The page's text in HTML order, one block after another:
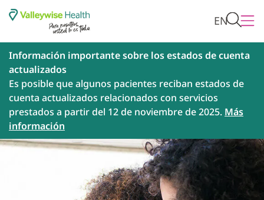
EN
Información importante sobre los estados de cuenta
actualizados
Es posible que algunos pacientes reciban estados de
cuenta actualizados relacionados con servicios
prestados a partir del 12 de noviembre de 2025. Más
información